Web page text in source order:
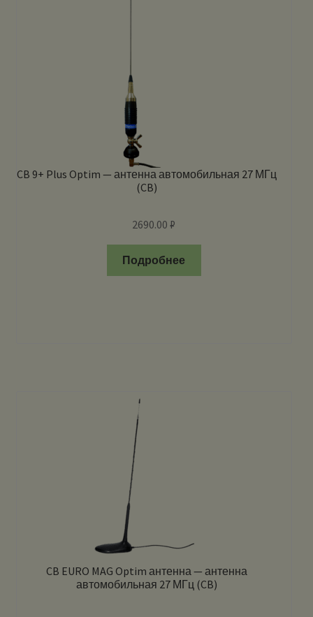
CB 9+ Plus Optim — антенна автомобильная 27 МГц
(CB)
2690.00₽
Подробнее
CB EURO MAG Optim антенна — антенна
автомобильная 27 МГц (CB)